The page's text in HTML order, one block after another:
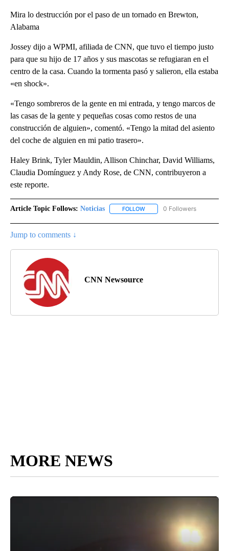
Mira lo destrucción por el paso de un tornado en Brewton,
Alabama
Jossey dijo a WPMI, afiliada de CNN, que tuvo el tiempo justo
para que su hijo de 17 años y sus mascotas se refugiaran en el
centro de la casa. Cuando la tormenta pasó y salieron, ella estaba
«en shock».
«Tengo sombreros de la gente en mi entrada, y tengo marcos de
las casas de la gente y pequeñas cosas como restos de una
construcción de alguien», comentó. «Tengo la mitad del asiento
del coche de alguien en mi patio trasero».
Haley Brink, Tyler Mauldin, Allison Chinchar, David Williams,
Claudia Domínguez y Andy Rose, de CNN, contribuyeron a
este reporte.
Article Topic Follows: Noticias FOLLOW FOLLOW "NOTICIAS" TO
0 Followers
Jump to comments ↓
CNN Newsource
MORE NEWS